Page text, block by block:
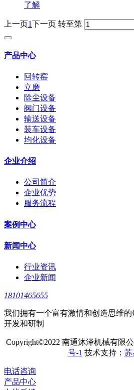
了解
上一页1下一页 转至第
产品中心
回转窑
立磨
除尘设备
阀门设备
输送设备
装车设备
均化设备
企业介绍
公司简介
企业优势
服务流程
案例中心
新闻中心
行业资讯
企业新闻
18101465655
我们拥有一个富有激情和创造思维
开发和研制
Copyright©2022 南通沐泽机械有限
号-1 技术支持： 苏
电话咨询
产品中心